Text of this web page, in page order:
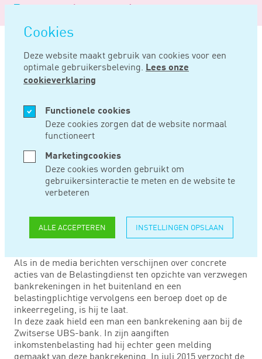
overslaan
Cookies
Deze website maakt gebruik van cookies voor een
optimale gebruikersbeleving. Lees onze
cookieverklaring
Functionele cookies
Deze cookies zorgen dat de website normaal
functioneert
Marketingcookies
Deze cookies worden gebruikt om
gebruikersinteractie te meten en de website te
verbeteren
ALLE ACCEPTEREN INSTELLINGEN OPSLAAN
Logo
Noord
Negentig
Home Nieuws
OKT 09, 2018
VRIJWILLIGE
INKEER NIET
MOGELIJK NA
MEDIA-AANDACHT
Als in de media berichten verschijnen over concrete
acties van de Belastingdienst ten opzichte van verzwegen
bankrekeningen in het buitenland en een
belastingplichtige vervolgens een beroep doet op de
inkeerregeling, is hij te laat.
In deze zaak hield een man een bankrekening aan bij de
Zwitserse UBS-bank. In zijn aangiften
inkomstenbelasting had hij echter geen melding
gemaakt van deze bankrekening. In juli 2015 verzocht de